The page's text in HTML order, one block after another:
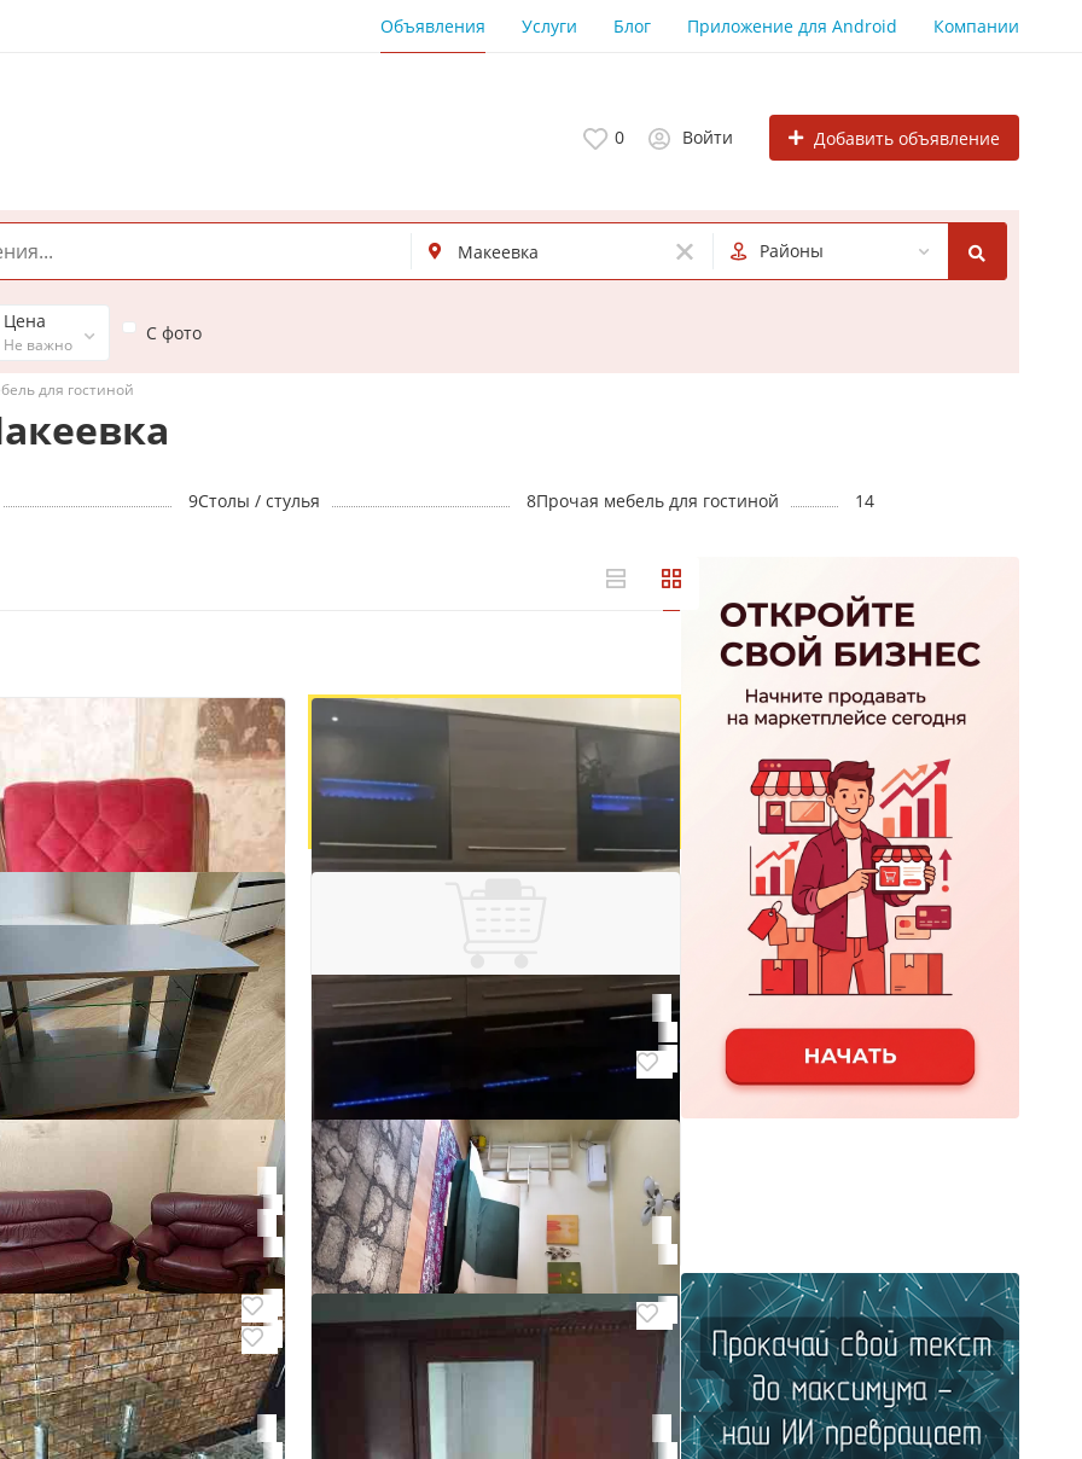
Объявления Услуги Блог Приложение для Android Компании
0 Войти Добавить объявление
Районы
Цена
Не важно
С фото
для гостиной
9Столы / стулья 8Прочая мебель для гостиной 14
мягкая мебель
Центрально-Городской
5
Мебель в гостиную от BRW
Макеевка
под телевизор
Центрально-Городской
Торг
Стулья офисные
Макеевка
мягкой мебели Продам диван
Макеевка, Зелёный